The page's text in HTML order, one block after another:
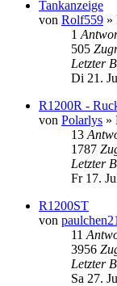
Tankanzeige
von Rolf559 »
1
505
Letzter
Di 21.
R1200R -
von Polarlys »
13
1787
Letzter
Fr 17.
R1200ST
von paulchen21
11
3956
Letzter
Sa 27.